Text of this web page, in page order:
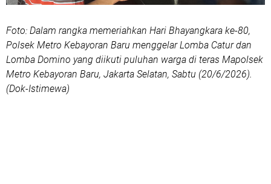
Foto: Dalam rangka memeriahkan Hari Bhayangkara ke-80,
Polsek Metro Kebayoran Baru menggelar Lomba Catur dan
Lomba Domino yang diikuti puluhan warga di teras Mapolsek
Metro Kebayoran Baru, Jakarta Selatan, Sabtu (20/6/2026).
(Dok-Istimewa)